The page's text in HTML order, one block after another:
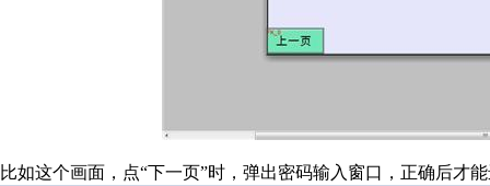
比如这个画面，点“下一页”时，弹出密码输入窗口，正确后才